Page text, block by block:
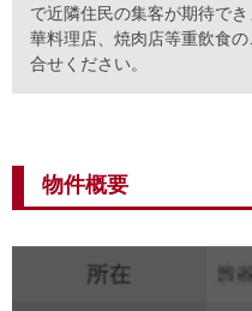
で近隣住民の集客が期待で
華料理店、焼肉店等重飲食
合せください。
物件概要